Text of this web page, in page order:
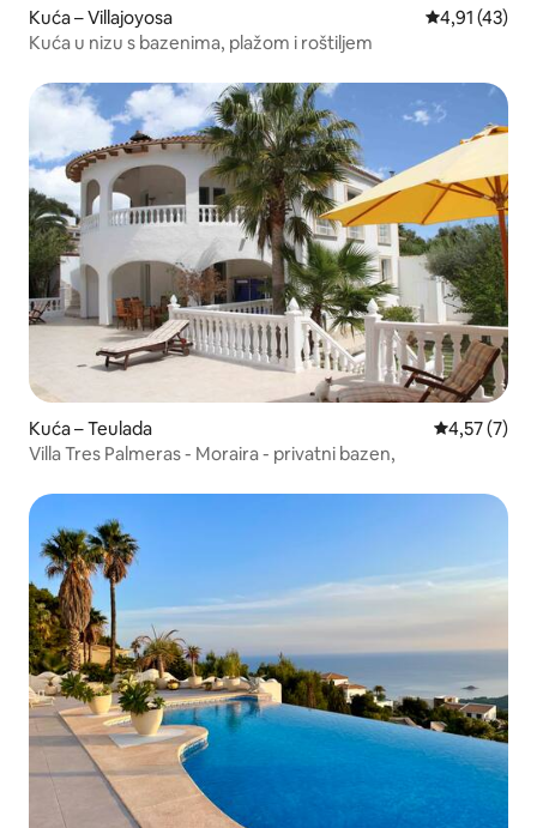
Kuća – Villajoyosa Prosječna
4,91 (43)
Kuća u nizu s bazenima, plažom i roštiljem
Kuća – Teulada Prosječna
4,57 (7)
Villa Tres Palmeras - Moraira - privatni bazen,